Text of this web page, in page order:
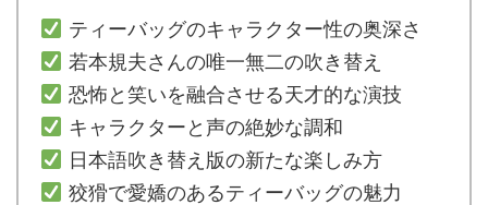
ティーバッグのキャラクター性の奥深さ
若本規夫さんの唯一無二の吹き替え
恐怖と笑いを融合させる天才的な演技
キャラクターと声の絶妙な調和
日本語吹き替え版の新たな楽しみ方
狡猾で愛嬌のあるティーバッグの魅力